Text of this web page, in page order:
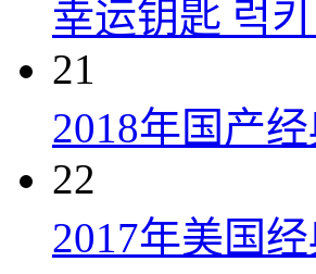
幸运钥匙 럭
21
2018年国产
22
2017年美国